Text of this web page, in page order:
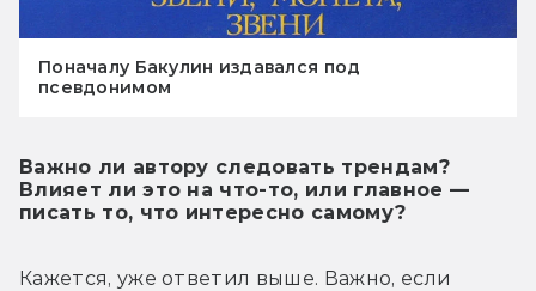
Поначалу Бакулин издавался под
псевдонимом
Важно ли автору следовать трендам?
Влияет ли это на что-то, или главное —
писать то, что интересно самому?
Кажется, уже ответил выше. Важно, если